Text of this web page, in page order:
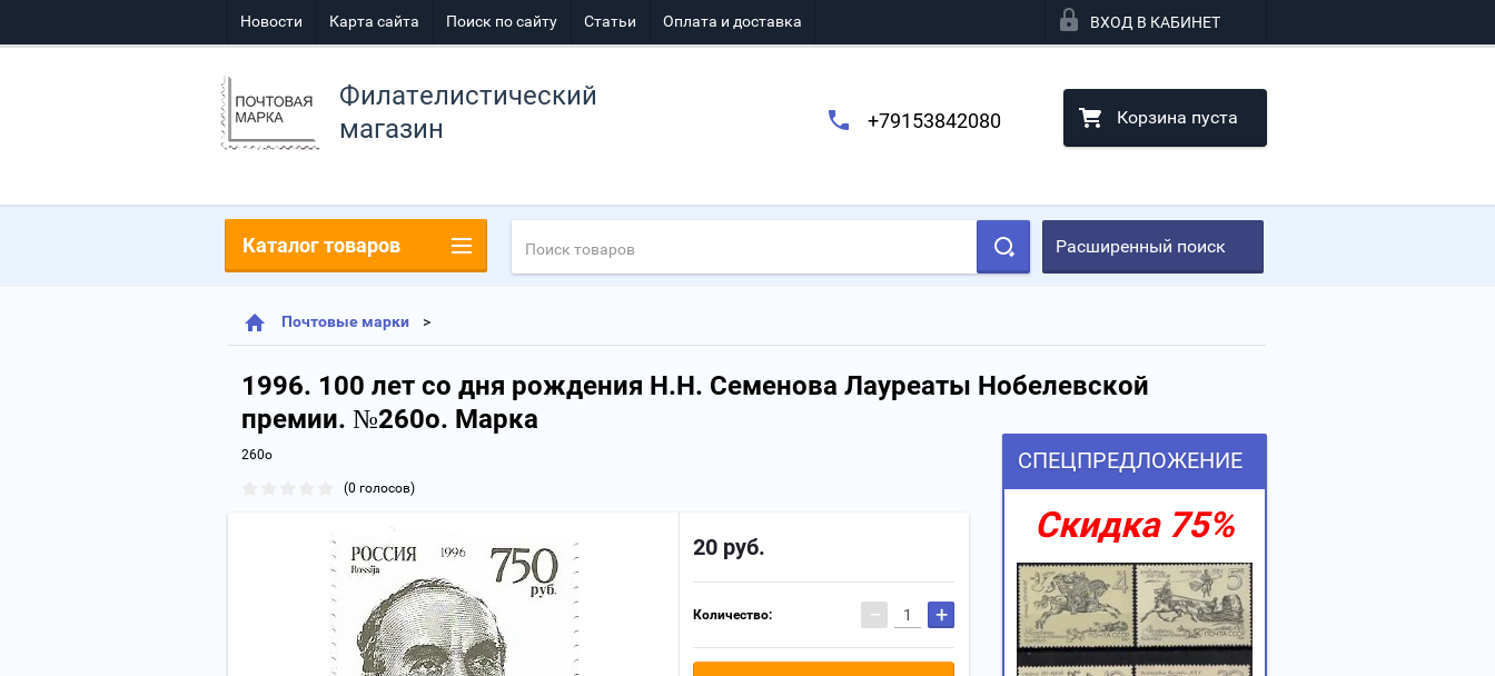
Новости Карта сайта Поиск по сайту Статьи Оплата и доставка ВХОД В КАБИНЕТ
Филателистический
магазин
+79153842080 Корзина пуста
Расширенный поиск
Почтовые марки
1996. 100 лет со дня рождения Н.Н. Семенова Лауреаты Нобелевской
премии. №260о. Марка
260о
(0 голосов)
20 руб.
Количество: − +
Каталог товаров
СПЕЦПРЕДЛОЖЕНИЕ
Скидка 75%